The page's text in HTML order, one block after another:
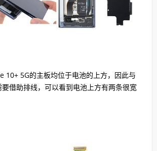
5G的主板均位于电池的上方，因此与
借助排线，可以看到电池上方有两条很宽